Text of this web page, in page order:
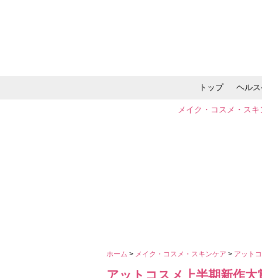
トップ ヘル
メイク・コスメ・ス
ホーム > メイク・コスメ・スキンケア > アット
アットコスメ上半期新作